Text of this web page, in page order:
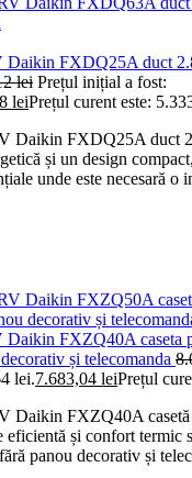
Daikin FXDQ25A duct
lei Prețul inițial a fost:
leiPrețul curent este:
Daikin FXDQ25A duct
și un design
unde este necesară o
Daikin FXZQ40A caseta
și telecomanda
lei.7.683,04 leiPrețul
Daikin FXZQ40A casetă
și confort termic
panou decorativ și